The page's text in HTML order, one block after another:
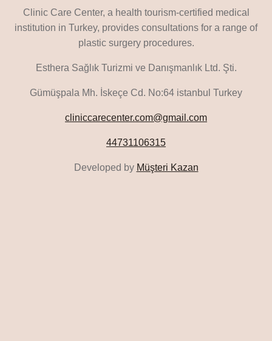
Clinic Care Center, a health tourism-certified medical
institution in Turkey, provides consultations for a range of
plastic surgery procedures.
Esthera Sağlık Turizmi ve Danışmanlık Ltd. Şti.
Gümüşpala Mh. İskeçe Cd. No:64 istanbul Turkey
cliniccarecenter.com@gmail.com
44731106315
Developed by Müşteri Kazan